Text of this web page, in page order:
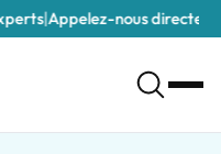
|Appelez-nous